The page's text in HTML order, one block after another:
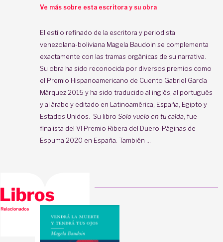
Ve más sobre esta escritora y su obra
El estilo refinado de la escritora y periodista
venezolana-boliviana Magela Baudoin se complementa
exactamente con las tramas orgánicas de su narrativa.
Su obra ha sido reconocida por diversos premios como
el Premio Hispanoamericano de Cuento Gabriel García
Márquez 2015 y ha sido traducido al inglés, al portugués
y al árabe y editado en Latinoamérica, España, Egipto y
Estados Unidos. Su libro Solo vuelo en tu caída , fue
finalista del VI Premio Ribera del Duero-Páginas de
Espuma 2020 en España. También ...